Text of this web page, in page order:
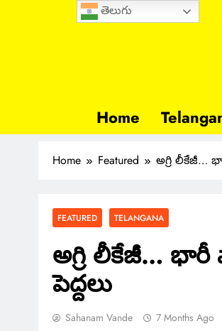
Home
Home Featured అగ్రి లీకేజీ…
FEATURED TELANGANA
అగ్రి లీకేజీ…
పెద్దలు
Sahanam Vande 7 Months Ago
తెలుగు